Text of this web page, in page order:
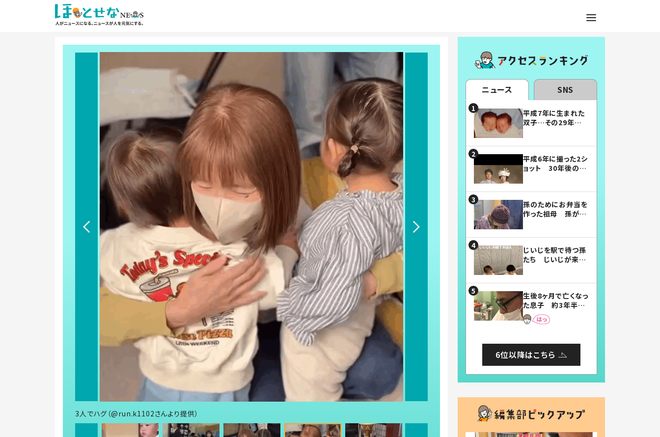
3人でハグ（@run.k1102さんより提供）
ニュース SNS
平成7年に生まれた
双子…その29年後
平成6年に撮った2シ
ョット 30年後の姿
孫のためにお弁当を
作った祖母 孫が絶
じいじを駅で待つ孫
たち じいじが来た
まらない」「幸せにな
れる」
生後8ヶ月で亡くなっ
た息子 約3年半
後、当時の妻の日記
に書いてあった本音
6位以降はこちら